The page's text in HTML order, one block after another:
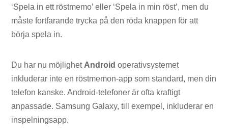
‘Spela in ett röstmemo’ eller ‘Spela in min röst’, men du
måste fortfarande trycka på den röda knappen för att
börja spela in.
Du har nu möjlighet Android operativsystemet
inkluderar inte en röstmemon-app som standard, men din
telefon kanske. Android-telefoner är ofta kraftigt
anpassade. Samsung Galaxy, till exempel, inkluderar en
inspelningsapp.